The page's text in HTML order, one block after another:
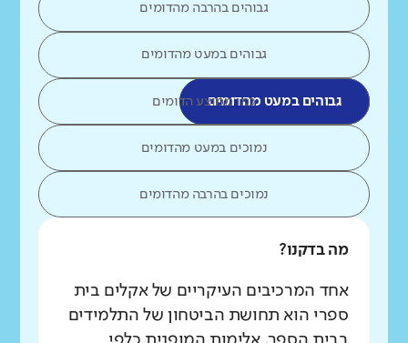
גבוהים בהרבה מהדומים
גבוהים במעט מהדומים
גבוהים במעט מהדומיםכמו ממוצע הדומים
נמוכים במעט מהדומים
נמוכים בהרבה מהדומים
מה בדקנו?
אחד המרכיבים העיקריים של אקלים בית
ספרי הוא תחושת הביטחון של התלמידים